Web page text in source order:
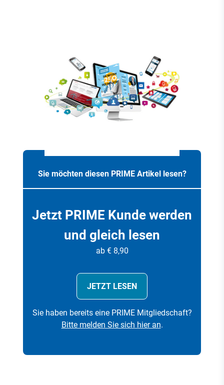
Sie möchten diesen PRIME Artikel lesen?
Jetzt PRIME Kunde werden
und gleich lesen
ab € 8,90
JETZT LESEN
Sie haben bereits eine PRIME Mitgliedschaft?
Bitte melden Sie sich hier an.